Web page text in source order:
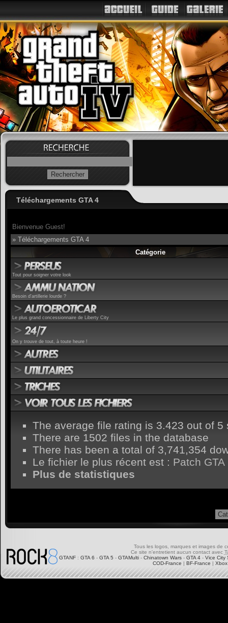
Téléchargements GTA 4
Bienvenue Guest!
» Téléchargements GTA 4
Catégorie
Tout pour soigner votre look
Besoin d'artillerie lourde ?
Le plus grand concessionnaire de Liberty City
On y trouve de tout, à toute heure !
The average file rating is 3.423 out of 5
There are 1502 files in the database
There has been a total of 3,741,354
Le fichier le plus récent est : Patch
Plus de statistiques
Tous les logos, marques et images de
Ce site n'entretient aucun contact avec
GTANF : GTA 6 - GTA 5 - GTAMulti - Chinatown Wars - GTA 4 - Vice City
COD-France | BF-France |